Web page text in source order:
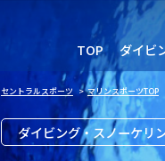
TOP ダイビ
セントラルスポーツ>マリンスポーツTOP
ダイビング・スノーケリ